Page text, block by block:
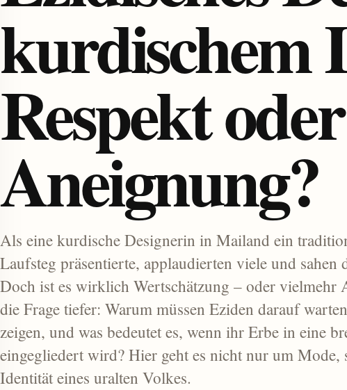
kurdischem
Respekt
Aneignung?
Als eine kurdische Designerin in Mailand ein
Laufsteg präsentierte, applaudierten viele und
Doch ist es wirklich Wertschätzung – oder vielmehr
die Frage tiefer: Warum müssen Eziden darauf
zeigen, und was bedeutet es, wenn ihr Erbe in eine
eingegliedert wird? Hier geht es nicht nur um Mode,
Identität eines uralten Volkes.